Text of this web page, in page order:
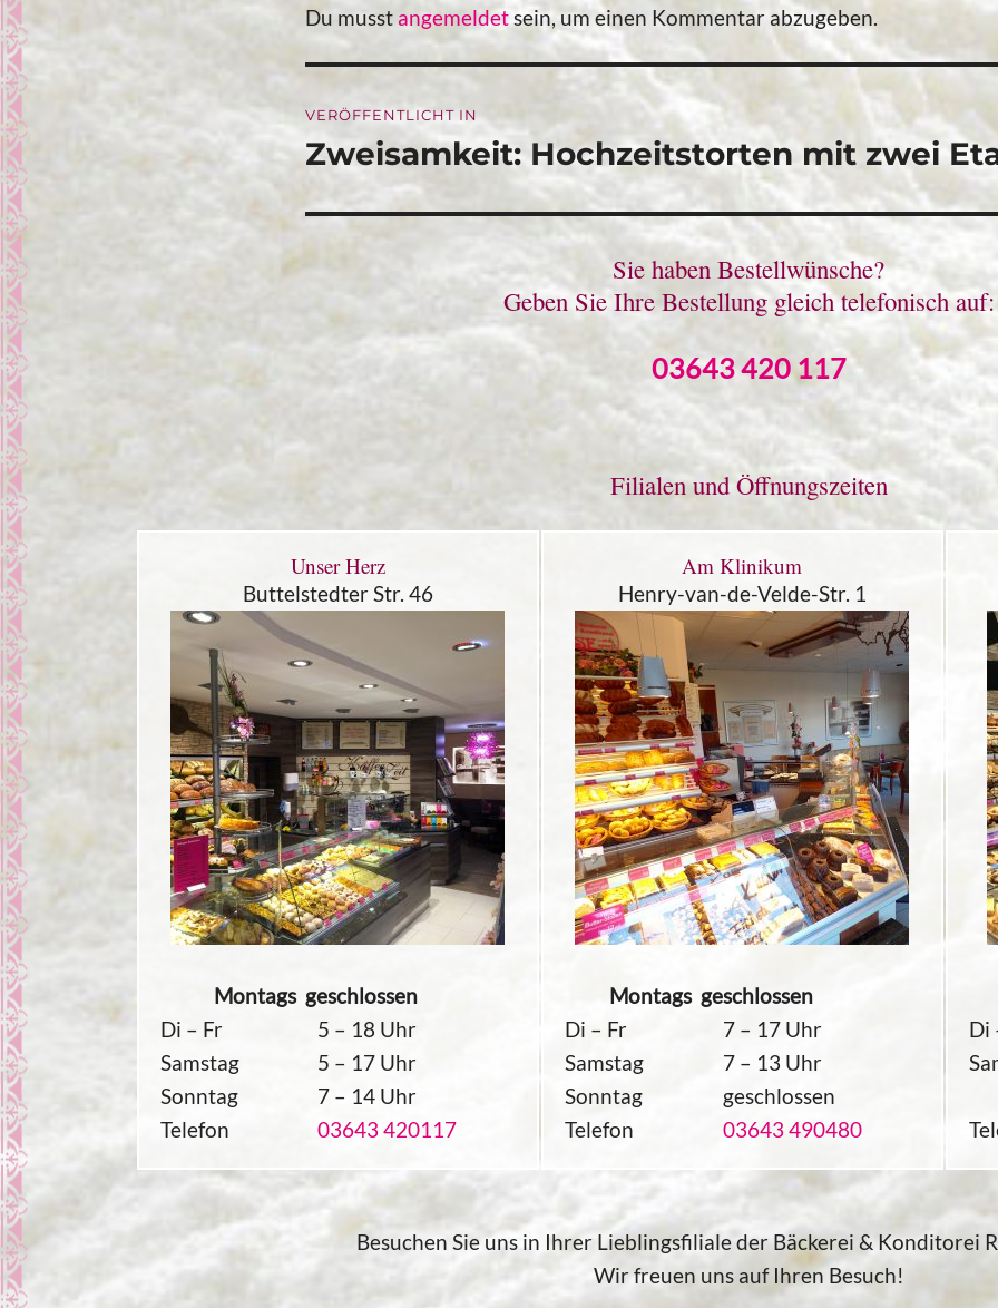
Du musst angemeldetsein, um einen Kommentar abzugeben.
Beitragsnavigation
VERÖFFENTLICHT IN
Zweisamkeit: Hochzeitstorten mit zwei
Sie haben Bestellwünsche?
Geben Sie Ihre Bestellung gleich telefonisch auf:
03643 420 117
Filialen und Öffnungszeiten
Unser Herz
Buttelstedter Str. 46
Montags geschlossen
Di – Fr
5 – 18 Uhr
Samstag
5 – 17 Uhr
Sonntag
7 – 14 Uhr
Telefon
03643 420117
Am Klinikum
Henry-van-de-Velde-Str. 1
Montags geschlossen
Di – Fr
7 – 17 Uhr
Samstag
7 – 13 Uhr
Sonntag
geschlossen
Telefon
03643 490480
Di
Besuchen Sie uns in Ihrer Lieblingsfiliale der Bäckerei & Konditorei
Wir freuen uns auf Ihren Besuch!